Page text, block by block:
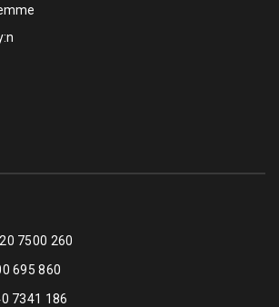
7500 260
695 860
7341 186